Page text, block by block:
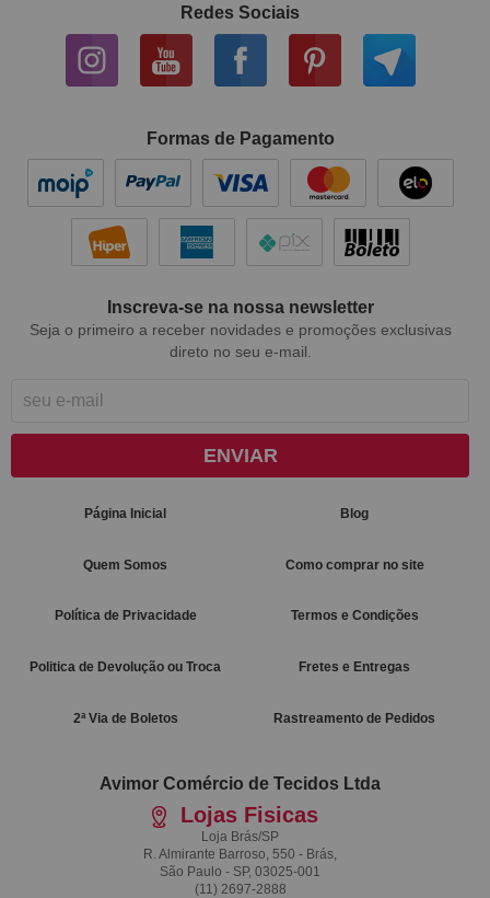
Redes Sociais
Formas de Pagamento
Inscreva-se na nossa newsletter
Seja o primeiro a receber novidades e promoções exclusivas
direto no seu e-mail.
ENVIAR
Página Inicial Blog
Quem Somos Como comprar no site
Política de Privacidade Termos e Condições
Politica de Devolução ou Troca Fretes e Entregas
2ª Via de Boletos Rastreamento de Pedidos
Avimor Comércio de Tecidos Ltda
Lojas Fisicas
Loja Brás/SP
R. Almirante Barroso, 550 - Brás,
São Paulo - SP, 03025-001
(11) 2697-2888